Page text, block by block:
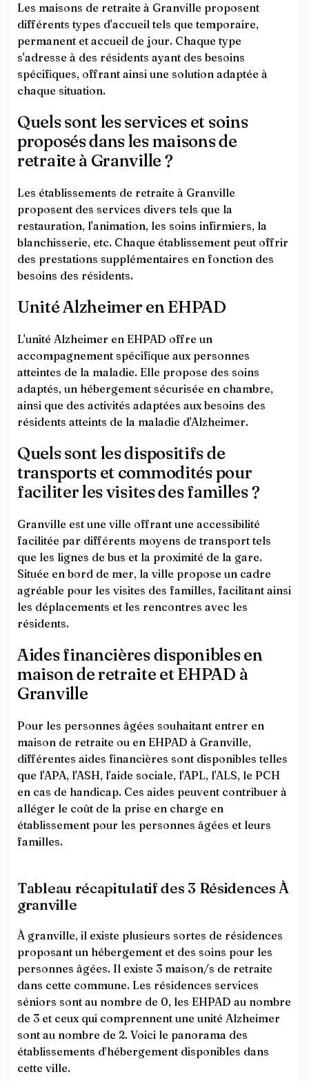
Les maisons de retraite à Granville proposent
différents types d'accueil tels que temporaire,
permanent et accueil de jour. Chaque type
s'adresse à des résidents ayant des besoins
spécifiques, offrant ainsi une solution adaptée à
chaque situation.
Quels sont les services et soins
proposés dans les maisons de
retraite à Granville ?
Les établissements de retraite à Granville
proposent des services divers tels que la
restauration, l'animation, les soins infirmiers, la
blanchisserie, etc. Chaque établissement peut offrir
des prestations supplémentaires en fonction des
besoins des résidents.
Unité Alzheimer en EHPAD
L'unité Alzheimer en EHPAD offre un
accompagnement spécifique aux personnes
atteintes de la maladie. Elle propose des soins
adaptés, un hébergement sécurisée en chambre,
ainsi que des activités adaptées aux besoins des
résidents atteints de la maladie d'Alzheimer.
Quels sont les dispositifs de
transports et commodités pour
faciliter les visites des familles ?
Granville est une ville offrant une accessibilité
facilitée par différents moyens de transport tels
que les lignes de bus et la proximité de la gare.
Située en bord de mer, la ville propose un cadre
agréable pour les visites des familles, facilitant ainsi
les déplacements et les rencontres avec les
résidents.
Aides financières disponibles en
maison de retraite et EHPAD à
Granville
Pour les personnes âgées souhaitant entrer en
maison de retraite ou en EHPAD à Granville,
différentes aides financières sont disponibles telles
que l'APA, l'ASH, l'aide sociale, l'APL, l'ALS, le PCH
en cas de handicap. Ces aides peuvent contribuer à
alléger le coût de la prise en charge en
établissement pour les personnes âgées et leurs
familles.
Tableau récapitulatif des 3 Résidences À
granville
À granville, il existe plusieurs sortes de résidences
proposant un hébergement et des soins pour les
personnes âgées. Il existe 3 maison/s de retraite
dans cette commune. Les résidences services
séniors sont au nombre de 0, les EHPAD au nombre
de 3 et ceux qui comprennent une unité Alzheimer
sont au nombre de 2. Voici le panorama des
établissements d’hébergement disponibles dans
cette ville.